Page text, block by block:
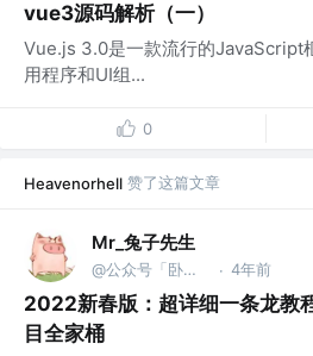
vue3源码解析（一）
Vue.js 3.0是一款流行的JavaScript
用程序和UI组...
0
Heavenorhell 赞了这篇文章
Mr_兔子先生
@公众号「卧梅又闻花」 · 4年前
2022新春版：超详细一条龙教
目全家桶